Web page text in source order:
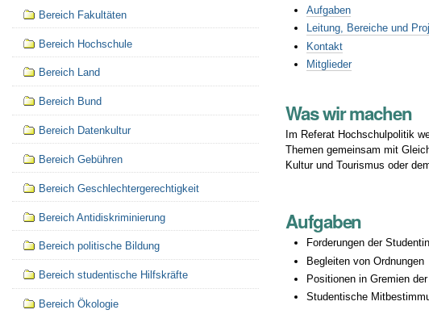
Aufgaben
Leitung, Bereiche und
Kontakt
Mitglieder
Was wir machen
Im Referat Hochschulpolitik
Themen gemeinsam mit
Kultur und Tourismus oder
Aufgaben
Forderungen der
Begleiten von Ordnungen
Positionen in Gremien
Studentische
Bereich Fakultäten
Bereich Hochschule
Bereich Land
Bereich Bund
Bereich Datenkultur
Bereich Gebühren
Bereich Geschlechtergerechtigkeit
Bereich Antidiskriminierung
Bereich politische Bildung
Bereich studentische Hilfskräfte
Bereich Ökologie